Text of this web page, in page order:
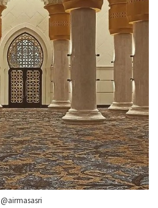
@airmasasri